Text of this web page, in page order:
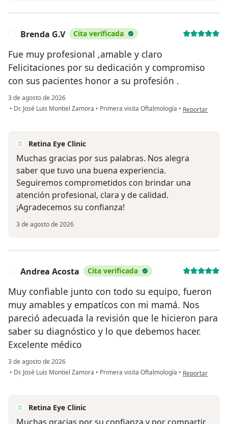
Brenda G.V Cita verificada
Fue muy profesional ,amable y claro
Felicitaciones por su dedicación y compromiso
con sus pacientes honor a su profesión .
3 de agosto de 2026
• Dr. José Luis Montiel Zamora • Primera visita Oftalmología • en opinión del
Reportar
Retina Eye Clinic
Muchas gracias por sus palabras. Nos alegra
saber que tuvo una buena experiencia.
Seguiremos comprometidos con brindar una
atención profesional, clara y de calidad.
¡Agradecemos su confianza!
3 de agosto de 2026
Andrea Acosta Cita verificada
Muy confiable junto con todo su equipo, fueron
muy amables y empatícos con mi mamá. Nos
pareció adecuada la revisión que le hicieron para
saber su diagnóstico y lo que debemos hacer.
Excelente médico
3 de agosto de 2026
• Dr. José Luis Montiel Zamora • Primera visita Oftalmología • en opinión del
Reportar
Retina Eye Clinic